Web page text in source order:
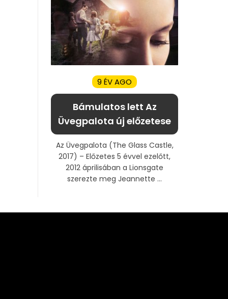
9 ÉV AGO
Bámulatos lett Az
Üvegpalota új előzetese
Az Üvegpalota (The Glass Castle,
2017) – Előzetes 5 évvel ezelőtt,
2012 áprilisában a Lionsgate
szerezte meg Jeannette ...